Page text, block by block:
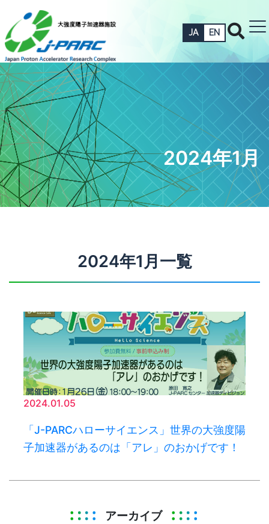
JA EN
2024年1月
2024年1月一覧
2024.01.05
「J-PARCハローサイエンス」世界の大強度陽
子加速器があるのは「アレ」のおかげです！
アーカイブ